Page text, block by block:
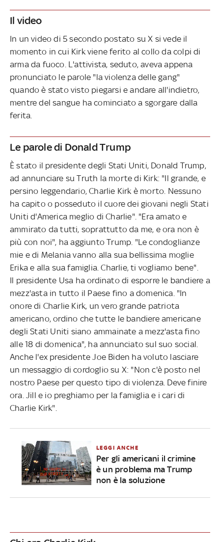
Il video
In un video di 5 secondo postato su X si vede il
momento in cui Kirk viene ferito al collo da colpi di
arma da fuoco. L'attivista, seduto, aveva appena
pronunciato le parole "la violenza delle gang"
quando è stato visto piegarsi e andare all'indietro,
mentre del sangue ha cominciato a sgorgare dalla
ferita.
Le parole di Donald Trump
È stato il presidente degli Stati Uniti, Donald Trump,
ad annunciare su Truth la morte di Kirk: "Il grande, e
persino leggendario, Charlie Kirk è morto. Nessuno
ha capito o posseduto il cuore dei giovani negli Stati
Uniti d'America meglio di Charlie". "Era amato e
ammirato da tutti, soprattutto da me, e ora non è
più con noi", ha aggiunto Trump. "Le condoglianze
mie e di Melania vanno alla sua bellissima moglie
Erika e alla sua famiglia. Charlie, ti vogliamo bene".
Il presidente Usa ha ordinato di esporre le bandiere a
mezz'asta in tutto il Paese fino a domenica. "In
onore di Charlie Kirk, un vero grande patriota
americano, ordino che tutte le bandiere americane
degli Stati Uniti siano ammainate a mezz'asta fino
alle 18 di domenica", ha annunciato sul suo social.
Anche l'ex presidente Joe Biden ha voluto lasciare
un messaggio di cordoglio su X: "Non c'è posto nel
nostro Paese per questo tipo di violenza. Deve finire
ora. Jill e io preghiamo per la famiglia e i cari di
Charlie Kirk".
LEGGI ANCHE
Per gli americani il crimine
è un problema ma Trump
non è la soluzione